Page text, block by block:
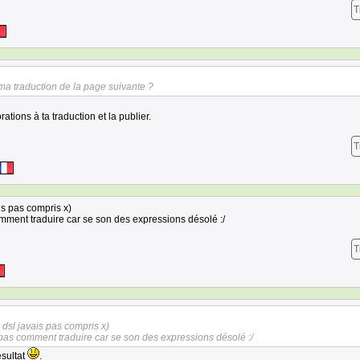
traduction de la page suivante ?
à ta traduction et la publier.
pas compris x)
traduire car se son des expressions désolé :/
javais pas compris x)
comment traduire car se son des expressions désolé :/
.